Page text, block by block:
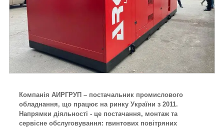
Компанія АИРГРУП – постачальник промислового
обладнання, що працює на ринку України з 2011.
Напрямки діяльності - це постачання, монтаж та
сервісне обслуговування: гвинтових повітряних